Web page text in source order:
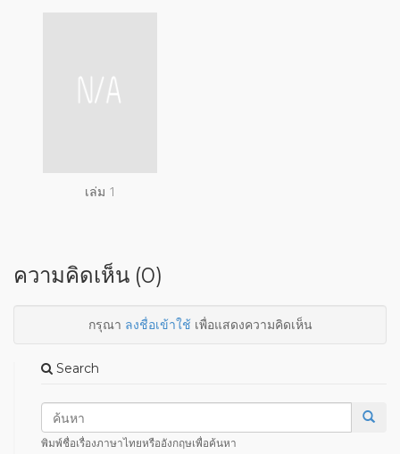
เล่ม 1
ความคิดเห็น (0)
กรุณา ลงชื่อเข้าใช้เพื่อแสดงความคิดเห็น
Search
พิมพ์ชื่อเรื่องภาษาไทยหรืออังกฤษเพื่อค้นหา